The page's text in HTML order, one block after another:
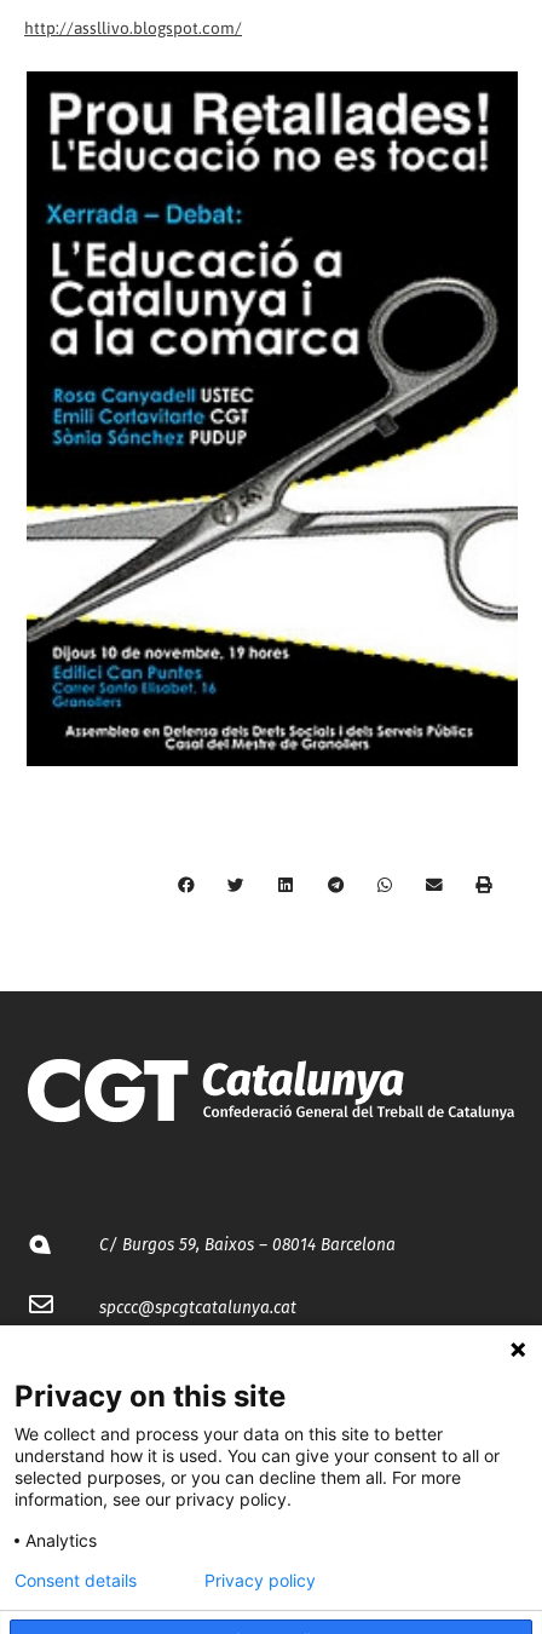
http://assllivo.blogspot.com/
C/ Burgos 59, Baixos – 08014 Barcelona
spccc@spcgtcatalunya.cat
@CGTCatalunya
cgtcatalunya
cgtcatalunya
Privacy on this site
We collect and process your data on this site to better
understand how it is used. You can give your consent to all or
selected purposes, or you can decline them all. For more
information, see our privacy policy.
Analytics
Consent details Privacy policy